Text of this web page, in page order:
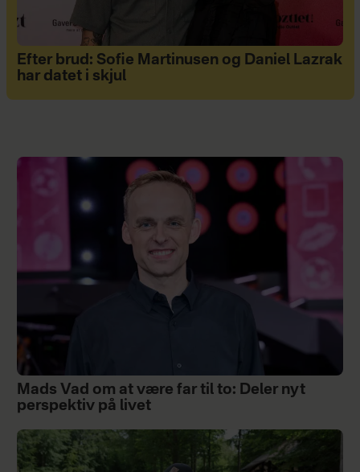
Efter brud: Sofie Martinusen og Daniel Lazrak
har datet i skjul
Mads Vad om at være far til to: Deler nyt
perspektiv på livet